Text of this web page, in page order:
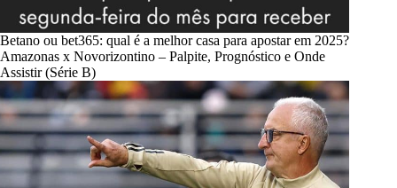
Betano ou bet365: qual é a melhor casa para apostar em 2025?
Amazonas x Novorizontino – Palpite, Prognóstico e Onde
Assistir (Série B)